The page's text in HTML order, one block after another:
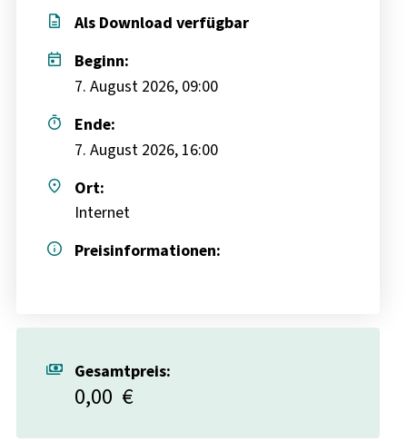
description
Als Download verfügbar
today
Beginn:
7. August 2026, 09:00
timer
Ende:
7. August 2026, 16:00
place
Ort:
Internet
info
Preisinformationen:
payments Gesamtpreis:
0,00 €